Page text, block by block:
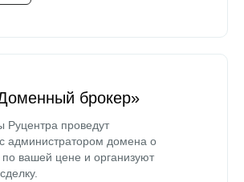
брокер»
Руцентра проведут
администратором домена о
вашей цене и организуют